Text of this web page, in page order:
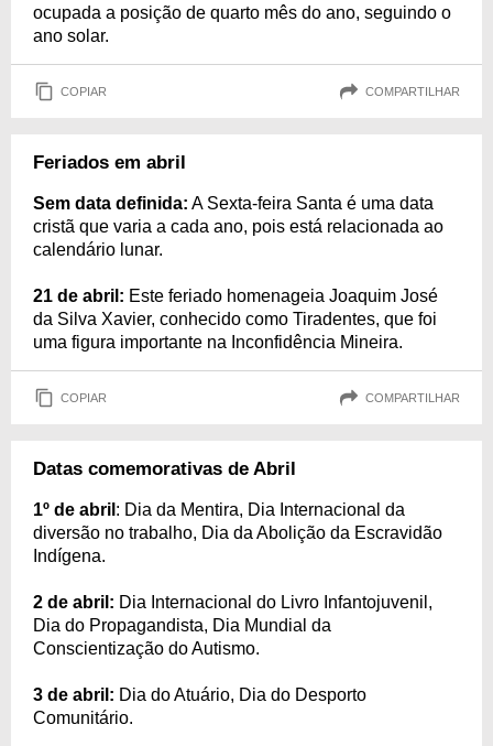
ocupada a posição de quarto mês do ano, seguindo o
ano solar.
COPIAR COMPARTILHAR
Feriados em abril
Sem data definida: A Sexta-feira Santa é uma data
cristã que varia a cada ano, pois está relacionada ao
calendário lunar.
21 de abril: Este feriado homenageia Joaquim José
da Silva Xavier, conhecido como Tiradentes, que foi
uma figura importante na Inconfidência Mineira.
COPIAR COMPARTILHAR
Datas comemorativas de Abril
1º de abril : Dia da Mentira, Dia Internacional da
diversão no trabalho, Dia da Abolição da Escravidão
Indígena.
2 de abril: Dia Internacional do Livro Infantojuvenil,
Dia do Propagandista, Dia Mundial da
Conscientização do Autismo.
3 de abril: Dia do Atuário, Dia do Desporto
Comunitário.